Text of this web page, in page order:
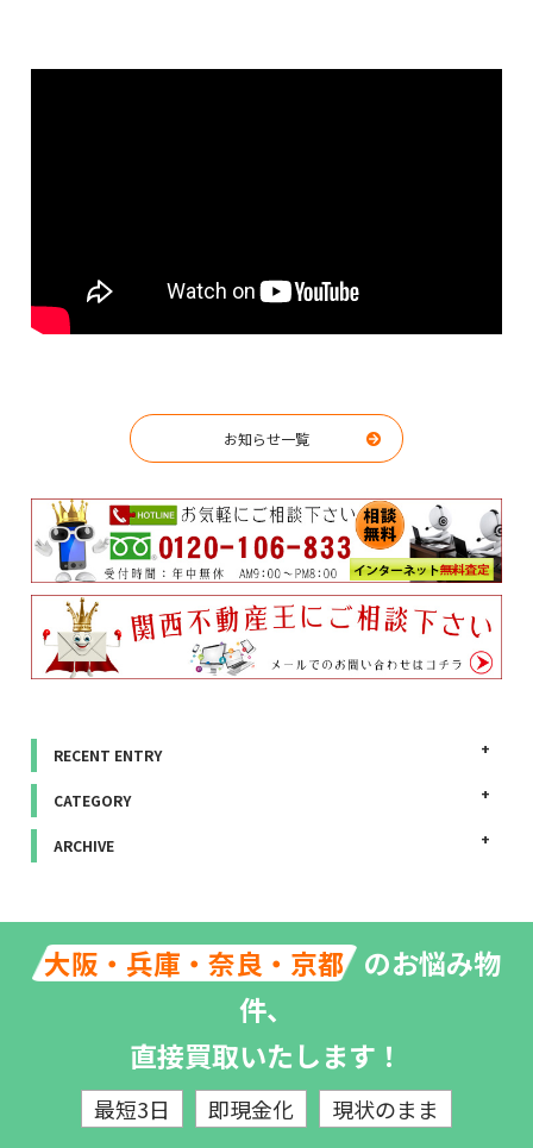
お知らせ一覧
RECENT ENTRY
CATEGORY
ARCHIVE
大阪・兵庫・奈良・京都 のお悩み物
件、
直接買取いたします！
最短3日 即現金化 現状のまま